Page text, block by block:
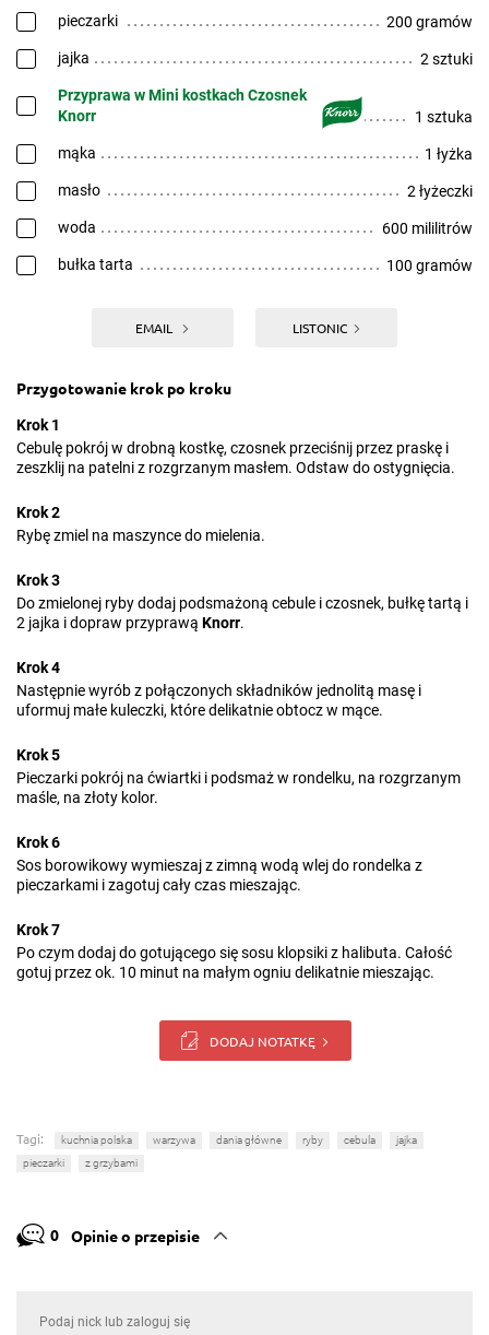
pieczarki 200 gramów
jajka 2 sztuki
Przyprawa w Mini kostkach Czosnek
Knorr
1 sztuka
mąka 1 łyżka
masło 2 łyżeczki
woda 600 mililitrów
bułka tarta 100 gramów
EMAIL LISTONIC
Przygotowanie krok po kroku
Krok 1
Cebulę pokrój w drobną kostkę, czosnek przeciśnij przez praskę i
zeszklij na patelni z rozgrzanym masłem. Odstaw do ostygnięcia.
Krok 2
Rybę zmiel na maszynce do mielenia.
Krok 3
Do zmielonej ryby dodaj podsmażoną cebule i czosnek, bułkę tartą i
2 jajka i dopraw przyprawą Knorr.
Krok 4
Następnie wyrób z połączonych składników jednolitą masę i
uformuj małe kuleczki, które delikatnie obtocz w mące.
Krok 5
Pieczarki pokrój na ćwiartki i podsmaż w rondelku, na rozgrzanym
maśle, na złoty kolor.
Krok 6
Sos borowikowy wymieszaj z zimną wodą wlej do rondelka z
pieczarkami i zagotuj cały czas mieszając.
Krok 7
Po czym dodaj do gotującego się sosu klopsiki z halibuta. Całość
gotuj przez ok. 10 minut na małym ogniu delikatnie mieszając.
DODAJ NOTATKĘ
Tagi: kuchnia polska warzywa dania główne ryby cebula
jajka
pieczarki
z grzybami
0 Opinie o przepisie